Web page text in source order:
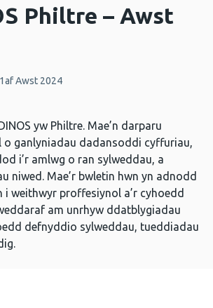
Philtre – Awst
Awst 2024
yw Philtre. Mae’n darparu
o ganlyniadau dadansoddi cyffuriau,
i’r amlwg o ran sylweddau, a
niwed. Mae’r bwletin hwn yn adnodd
i weithwyr proffesiynol a’r cyhoedd
am unrhyw ddatblygiadau
defnyddio sylweddau, tueddiadau